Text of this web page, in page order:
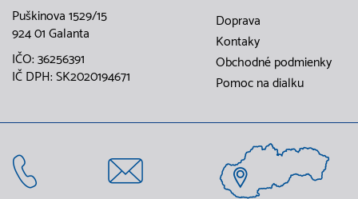
Puškinova 1529/15
924 01 Galanta
IČO: 36256391
IČ DPH: SK2020194671
Doprava
Kontaky
Obchodné podmienky
Pomoc na dialku